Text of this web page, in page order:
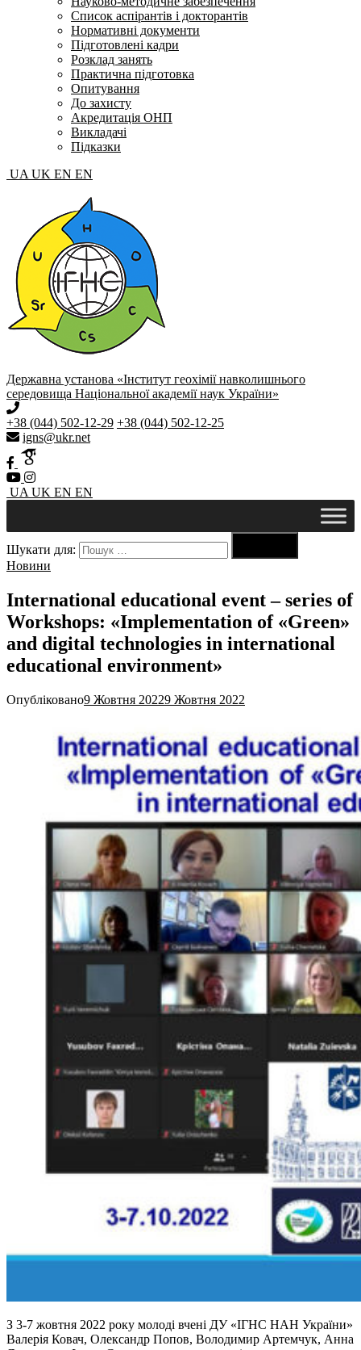
Список аспірантів і докторантів
Нормативні документи
Підготовлені кадри
Розклад занять
Практична підготовка
Опитування
До захисту
Акредитація ОНП
Викладачі
Підказки
UA UK EN EN
Державна установа «Інститут геохімії навколишнього
середовища Національної академії наук України»
+38 (044) 502-12-29 +38 (044) 502-12-25
igns@ukr.net
UA UK EN EN
Шукати для:
Новини
International educational event – series of
Workshops: «Implementation of «Green»
and digital technologies in international
educational environment»
Опубліковано9 Жовтня 20229 Жовтня 2022
З 3-7 жовтня 2022 року молоді вчені ДУ «ІГНС НАН України»
Валерія Ковач, Олександр Попов, Володимир Артемчук, Анна